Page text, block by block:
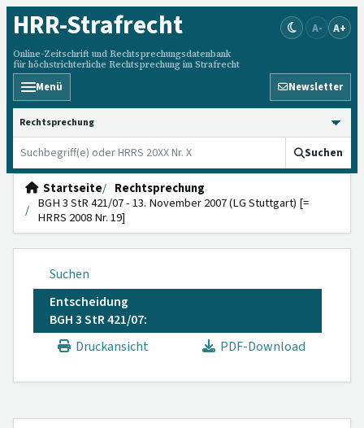
HRR-Strafrecht
Online-Zeitschrift und Rechtsprechungsdatenbank
für höchstrichterliche Rechtsprechung im Strafrecht
A- A+
Menü Newsletter
HRRS durchsuchen
Suchen
Startseite
Rechtsprechung
BGH 3 StR 421/07 - 13. November 2007 (LG Stuttgart) [=
HRRS 2008 Nr. 19]
Suchen
Entscheidung
BGH 3 StR 421/07:
Druckansicht
PDF-Download